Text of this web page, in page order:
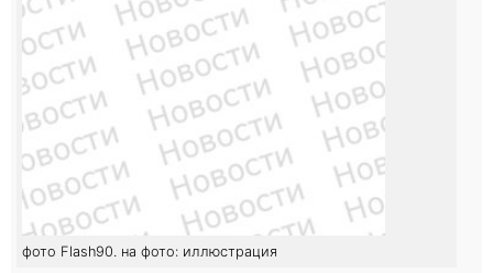
фото Flash90. на фото: иллюстрация